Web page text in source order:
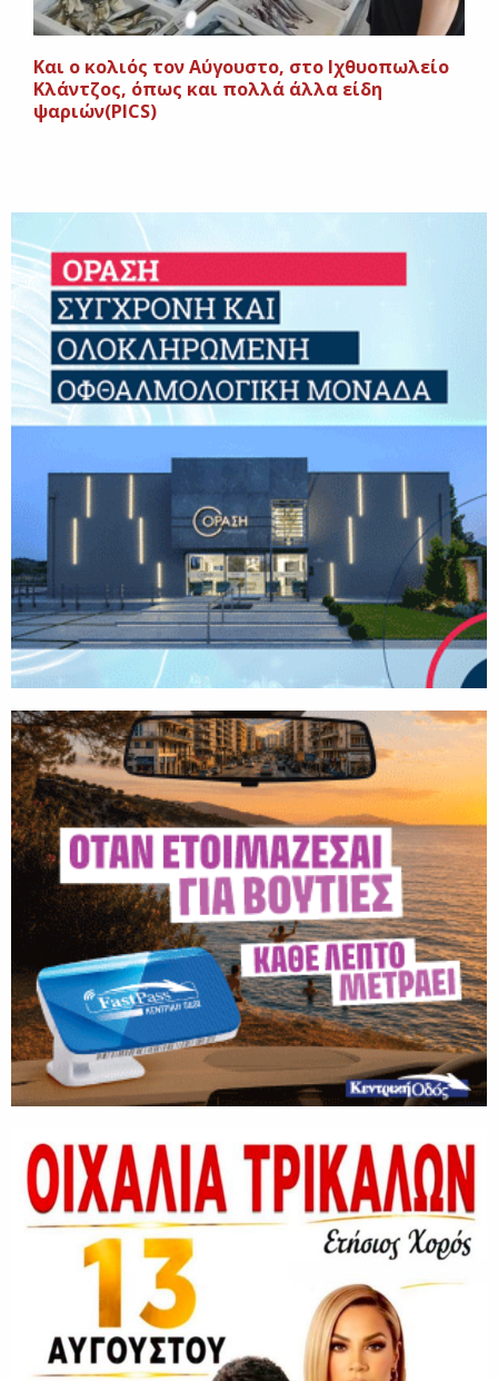
Και ο κολιός τον Αύγουστο, στο Ιχθυοπωλείο
Κλάντζος, όπως και πολλά άλλα είδη
ψαριών(PICS)